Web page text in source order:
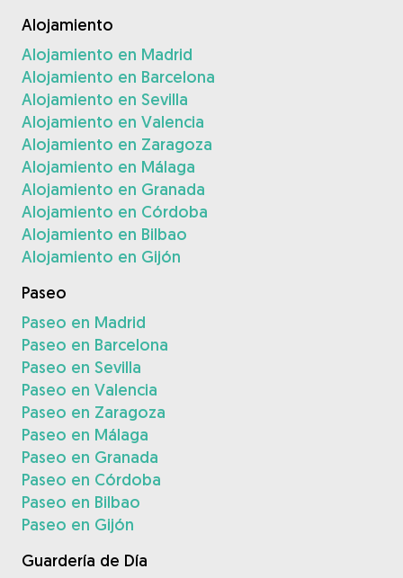
Alojamiento
Alojamiento en Madrid
Alojamiento en Barcelona
Alojamiento en Sevilla
Alojamiento en Valencia
Alojamiento en Zaragoza
Alojamiento en Málaga
Alojamiento en Granada
Alojamiento en Córdoba
Alojamiento en Bilbao
Alojamiento en Gijón
Paseo
Paseo en Madrid
Paseo en Barcelona
Paseo en Sevilla
Paseo en Valencia
Paseo en Zaragoza
Paseo en Málaga
Paseo en Granada
Paseo en Córdoba
Paseo en Bilbao
Paseo en Gijón
Guardería de Día